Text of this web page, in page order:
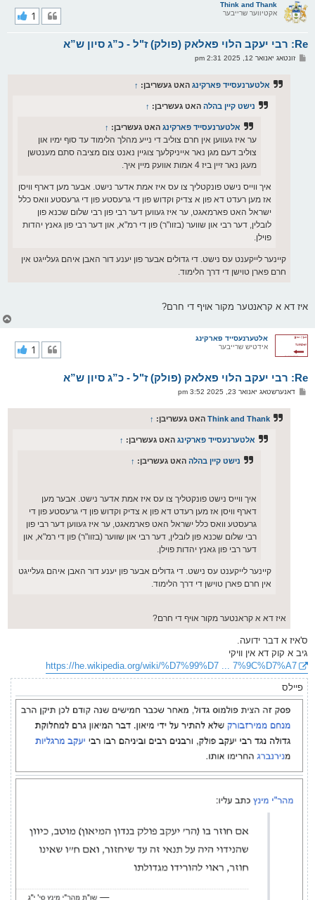
Think and Thank
אקטיווער שרייבער
Re: רבי יעקב הלוי פאלאק (פולק) ז"ל - כ”ג סיון ש”א
1
פזונטאג יאנואר 12, 2025 2:31 pm
אלטערנעסייד פארקינג האט געשריבן: ↑
נישט קיין בהלה האט געשריבן: ↑
אלטערנעסייד פארקינג האט געשריבן: ↑
ער איז געווען אין חרם צוליב די נייע מהלך הלימוד עד סוף ימיו און
צוליב דעם מגן נאר אייניקלעך צוגיין נאנט צום מציבה סתם מענטשן
מעגן נאר זיין ביז 4 אמות אוועק מיין איך.
איך ווייס נישט פונקטליך צו עס איז אמת אדער נישט. אבער מען דארף וויסן
אז מען רעדט דא פון א צדיק וקדוש פון די גרעסטע פון די גרעסטע וואס כלל
ישראל האט פארמאגט, ער איז געווען דער רבי פון רבי שלום שכנא פון
לובלין, דער רבי און שווער (בזוו"ר) פון די רמ"א, און דער רבי פון גאנץ יהדות
פוילן.
קיינער לייקענט עס נישט. די גדולים אבער פון יענע דור האבן איהם געלייגט אין
חרם פארן טוישן די דרך הלימוד.
איז דא א קראנטער מקור אויף די חרם?
אלטערנעסייד פארקינג
אידטיש שרייבער
Re: רבי יעקב הלוי פאלאק (פולק) ז"ל - כ”ג סיון ש”א
1
פדאנערשטאג יאנואר 23, 2025 3:52 pm
Think and Thank האט געשריבן: ↑
אלטערנעסייד פארקינג האט געשריבן: ↑
נישט קיין בהלה האט געשריבן: ↑
איך ווייס נישט פונקטליך צו עס איז אמת אדער נישט. אבער מען
דארף וויסן אז מען רעדט דא פון א צדיק וקדוש פון די גרעסטע פון די
גרעסטע וואס כלל ישראל האט פארמאגט, ער איז געווען דער רבי פון
רבי שלום שכנא פון לובלין, דער רבי און שווער (בזוו"ר) פון די רמ"א, און
דער רבי פון גאנץ יהדות פוילן.
קיינער לייקענט עס נישט. די גדולים אבער פון יענע דור האבן איהם געלייגט
אין חרם פארן טוישן די דרך הלימוד.
איז דא א קראנטער מקור אויף די חרם?
ס'איז א דבר ידועה.
גיב א קוק דא אין וויקי
https://he.wikipedia.org/wiki/%D7%99%D7 ... 7%9C%D7%A7
פיילס